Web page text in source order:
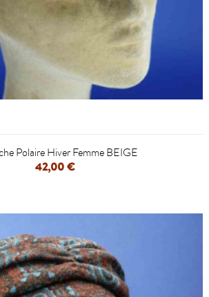
Polaire Hiver Femme BEIGE
42,00 €